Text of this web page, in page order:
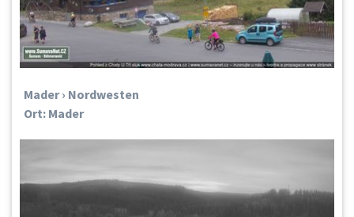
Mader › Nordwesten
Ort: Mader